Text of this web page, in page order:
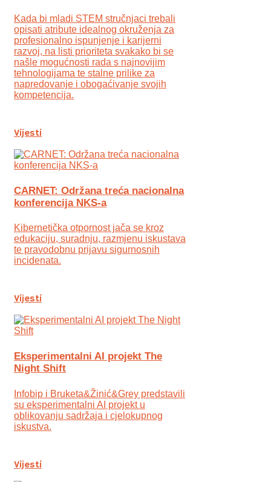
Kada bi mladi STEM stručnjaci trebali
opisati atribute idealnog okruženja za
profesionalno ispunjenje i karijerni
razvoj, na listi prioriteta svakako bi se
našle mogućnosti rada s najnovijim
tehnologijama te stalne prilike za
napredovanje i obogaćivanje svojih
kompetencija.
Vijesti
CARNET: Održana treća nacionalna
konferencija NKS-a
Kibernetička otpornost jača se kroz
edukaciju, suradnju, razmjenu iskustava
te pravodobnu prijavu sigurnosnih
incidenata.
Vijesti
Eksperimentalni AI projekt The
Night Shift
Infobip i Bruketa&Žinić&Grey predstavili
su eksperimentalni AI projekt u
oblikovanju sadržaja i cjelokupnog
iskustva.
Vijesti